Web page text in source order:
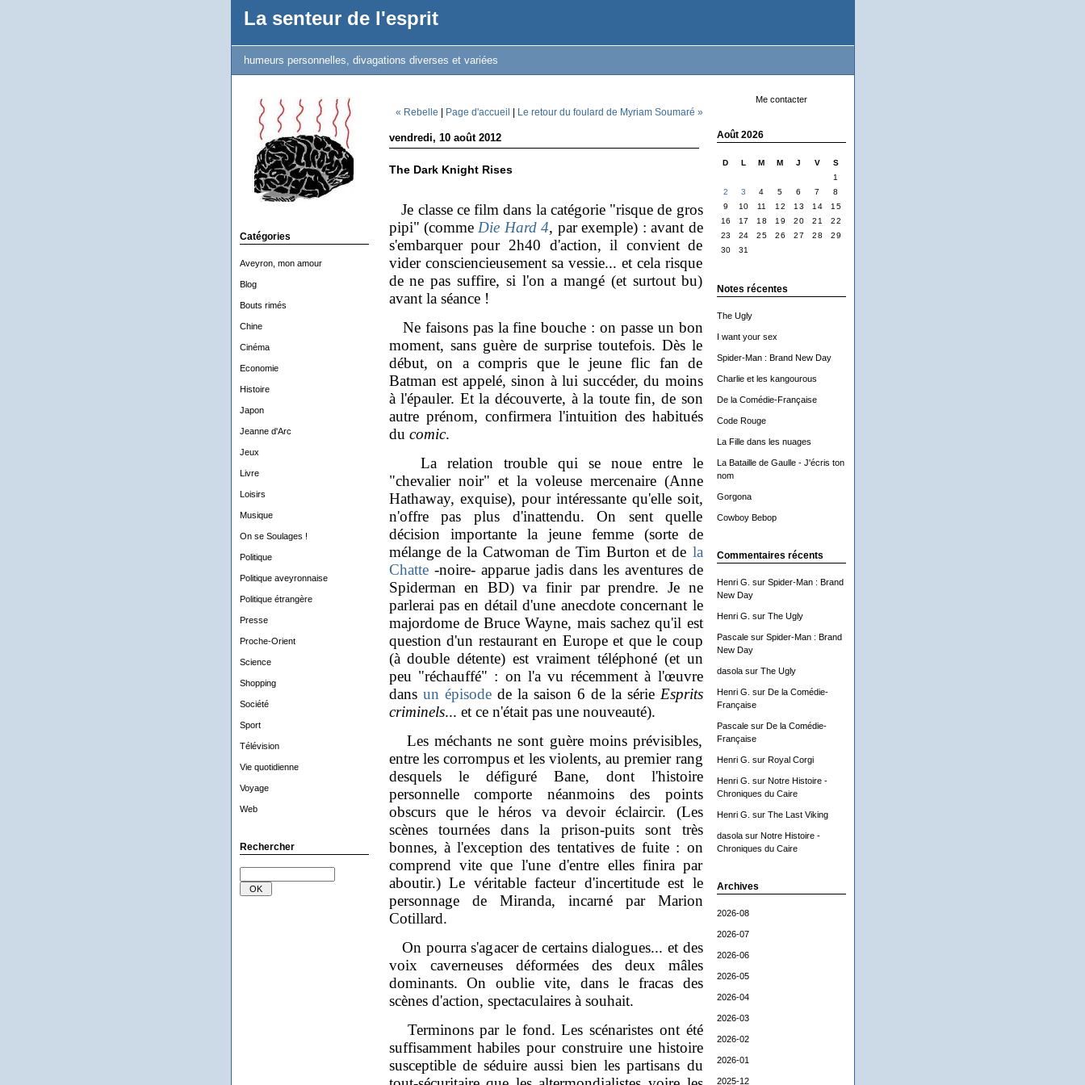
La senteur de l'esprit
humeurs personnelles, divagations diverses et variées
Catégories
Aveyron, mon amour
Blog
Bouts rimés
Chine
Cinéma
Economie
Histoire
Japon
Jeanne d'Arc
Jeux
Livre
Loisirs
Musique
On se Soulages !
Politique
Politique aveyronnaise
Politique étrangère
Presse
Proche-Orient
Science
Shopping
Société
Sport
Télévision
Vie quotidienne
Voyage
Web
Rechercher
Me contacter
Août 2026
D L M M J V
S
1
2
3 4 5 6 7
8
9
10 11 12 13 14
15
16
17 18 19 20 21
22
23
24 25 26 27 28
29
30
31
Notes récentes
The Ugly
I want your sex
Spider-Man : Brand New Day
Charlie et les kangourous
De la Comédie-Française
Code Rouge
La Fille dans les nuages
La Bataille de Gaulle - J'écris ton
nom
Gorgona
Cowboy Bebop
Commentaires récents
Henri G. sur Spider-Man : Brand
New Day
Henri G. sur The Ugly
Pascalesur Spider-Man : Brand
New Day
dasolasur The Ugly
Henri G. sur De la Comédie-
Française
Pascalesur De la Comédie-
Française
Henri G. sur Royal Corgi
Henri G. sur Notre Histoire -
Chroniques du Caire
Henri G. sur The Last Viking
dasolasur Notre Histoire -
Chroniques du Caire
Archives
2026-08
2026-07
2026-06
2026-05
2026-04
2026-03
2026-02
2026-01
2025-12
« Rebelle | Page d'accueil | Le retour du foulard de Myriam Soumaré »
vendredi, 10 août 2012
The Dark Knight Rises
Je classe ce film dans la catégorie "risque de gros
pipi" (comme Die Hard 4, par exemple) : avant de
s'embarquer pour 2h40 d'action, il convient de
vider consciencieusement sa vessie... et cela risque
de ne pas suffire, si l'on a mangé (et surtout bu)
avant la séance !
Ne faisons pas la fine bouche : on passe un bon
moment, sans guère de surprise toutefois. Dès le
début, on a compris que le jeune flic fan de
Batman est appelé, sinon à lui succéder, du moins
à l'épauler. Et la découverte, à la toute fin, de son
autre prénom, confirmera l'intuition des habitués
du comic.
La relation trouble qui se noue entre le
"chevalier noir" et la voleuse mercenaire (Anne
Hathaway, exquise), pour intéressante qu'elle soit,
n'offre pas plus d'inattendu. On sent quelle
décision importante la jeune femme (sorte de
mélange de la Catwoman de Tim Burton et de la
Chatte-noire- apparue jadis dans les aventures de
Spiderman en BD) va finir par prendre. Je ne
parlerai pas en détail d'une anecdote concernant le
majordome de Bruce Wayne, mais sachez qu'il est
question d'un restaurant en Europe et que le coup
(à double détente) est vraiment téléphoné (et un
peu "réchauffé" : on l'a vu récemment à l'œuvre
dans un épisodede la saison 6 de la série Esprits
criminels... et ce n'était pas une nouveauté).
Les méchants ne sont guère moins prévisibles,
entre les corrompus et les violents, au premier rang
desquels le défiguré Bane, dont l'histoire
personnelle comporte néanmoins des points
obscurs que le héros va devoir éclaircir. (Les
scènes tournées dans la prison-puits sont très
bonnes, à l'exception des tentatives de fuite : on
comprend vite que l'une d'entre elles finira par
aboutir.) Le véritable facteur d'incertitude est le
personnage de Miranda, incarné par Marion
Cotillard.
On pourra s'agacer de certains dialogues... et des
voix caverneuses déformées des deux mâles
dominants. On oublie vite, dans le fracas des
scènes d'action, spectaculaires à souhait.
Terminons par le fond. Les scénaristes ont été
suffisamment habiles pour construire une histoire
susceptible de séduire aussi bien les partisans du